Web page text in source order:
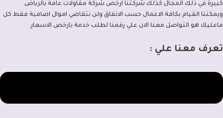
كبيرة في ذلك المجال كذلك شركتنا ارخص شركة مقاولات عامة بالرياض .
ويمكننا القيام بكافة الاعمال حسب الاتفاق ولن نتقاضي اموال اضافية فقط كل
ماعليك هو التواصل معنا الان علي رقمنا لطلب خدمة بارخص الاسعار.
تعرف معنا علي :